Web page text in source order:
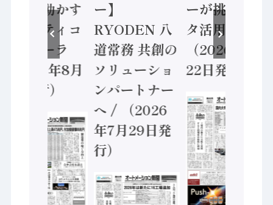
安全に動かす
セーフティコ
ントローラ
（2026年8月
5日発行）
ー】
RYODEN 八
道常務 共創の
ソリューショ
ンパートナー
へ / （2026
年7月29日発
行）
ーが挑むデー
タ活用 など
（2026年7月
22日発行）